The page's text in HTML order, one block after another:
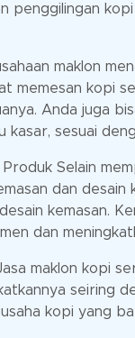
penggilingan
maklon
memesan kopi
Anda juga
kasar, sesuai
Produk Selain
dan
kemasan.
dan
maklon kopi
seiring
kopi yang